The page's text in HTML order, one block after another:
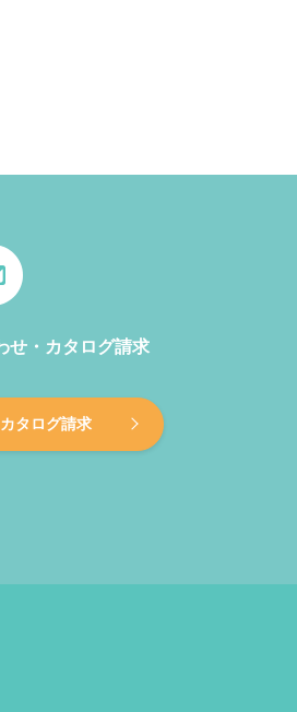
せ・カタログ請求
タログ請求